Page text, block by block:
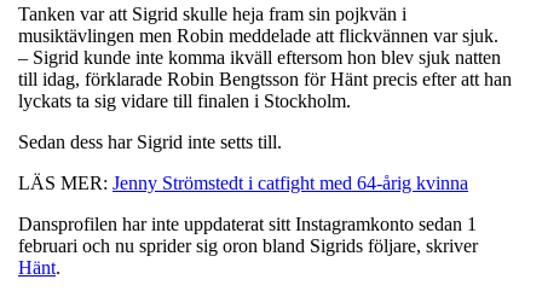
Tanken var att Sigrid skulle heja fram sin pojkvän i
musiktävlingen men Robin meddelade att flickvännen var sjuk.
– Sigrid kunde inte komma ikväll eftersom hon blev sjuk natten
till idag, förklarade Robin Bengtsson för Hänt precis efter att han
lyckats ta sig vidare till finalen i Stockholm.
Sedan dess har Sigrid inte setts till.
LÄS MER: Jenny Strömstedt i catfight med 64-årig kvinna
Dansprofilen har inte uppdaterat sitt Instagramkonto sedan 1
februari och nu sprider sig oron bland Sigrids följare, skriver
Hänt.